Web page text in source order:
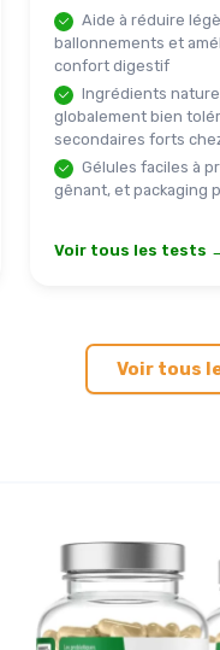
Aide à réduire
ballonnements et
confort digestif
Ingrédients
globalement bien
secondaires forts
Gélules faciles à
gênant, et packaging
Voir tous les tests
Voir tous